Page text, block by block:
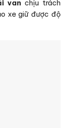
van chịu trách
xe giữ được độ